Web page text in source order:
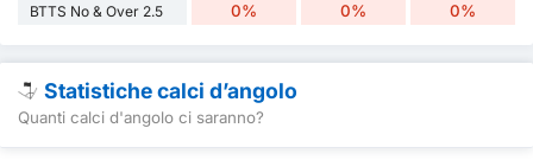
BTTS No & Over 2.5 0% 0% 0%
Statistiche calci d’angolo
Quanti calci d'angolo ci saranno?